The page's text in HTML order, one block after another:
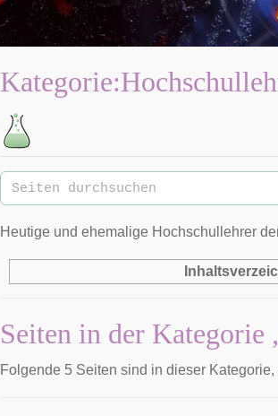
Kategorie:
Heutige und ehemalige Hochschullehrer
Seiten in der
Folgende 5 Seiten sind in dieser